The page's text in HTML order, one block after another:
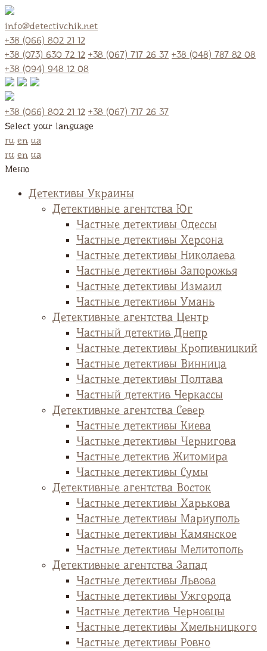
info@detectivchik.net
+38 (066) 802 21 12
+38 (073) 630 72 12 +38 (067) 717 26 37 +38 (048) 787 82 08
+38 (094) 948 12 08
+38 (066) 802 21 12 +38 (067) 717 26 37
Select your language
ru en ua
ru en ua
Меню
Детективы Украины
Детективные агентства Юг
Частные детективы Одессы
Частные детективы Херсона
Частные детективы Николаева
Частные детективы Запорожья
Частные детективы Измаил
Частные детективы Умань
Детективные агентства Центр
Частный детектив Днепр
Частные детективы Кропивницкий
Частные детективы Винница
Частные детективы Полтава
Частный детектив Черкассы
Детективные агентства Север
Частные детективы Киева
Частные детективы Чернигова
Частные детектив Житомира
Частные детективы Сумы
Детективные агентства Восток
Частные детективы Харькова
Частные детективы Мариуполь
Частные детективы Камянское
Частные детективы Мелитополь
Детективные агентства Запад
Частные детективы Львова
Частные детективы Ужгорода
Частные детектив Черновцы
Частные детективы Хмельницкого
Частные детективы Ровно